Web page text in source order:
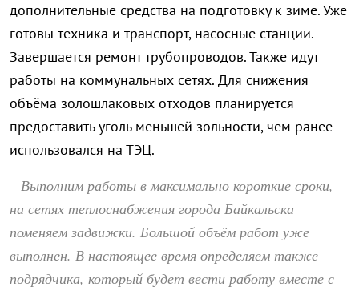
дополнительные средства на подготовку к зиме. Уже
готовы техника и транспорт, насосные станции.
Завершается ремонт трубопроводов. Также идут
работы на коммунальных сетях. Для снижения
объёма золошлаковых отходов планируется
предоставить уголь меньшей зольности, чем ранее
использовался на ТЭЦ.
– Выполним работы в максимально короткие сроки,
на сетях теплоснабжения города Байкальска
поменяем задвижки. Большой объём работ уже
выполнен. В настоящее время определяем также
подрядчика, который будет вести работу вместе с